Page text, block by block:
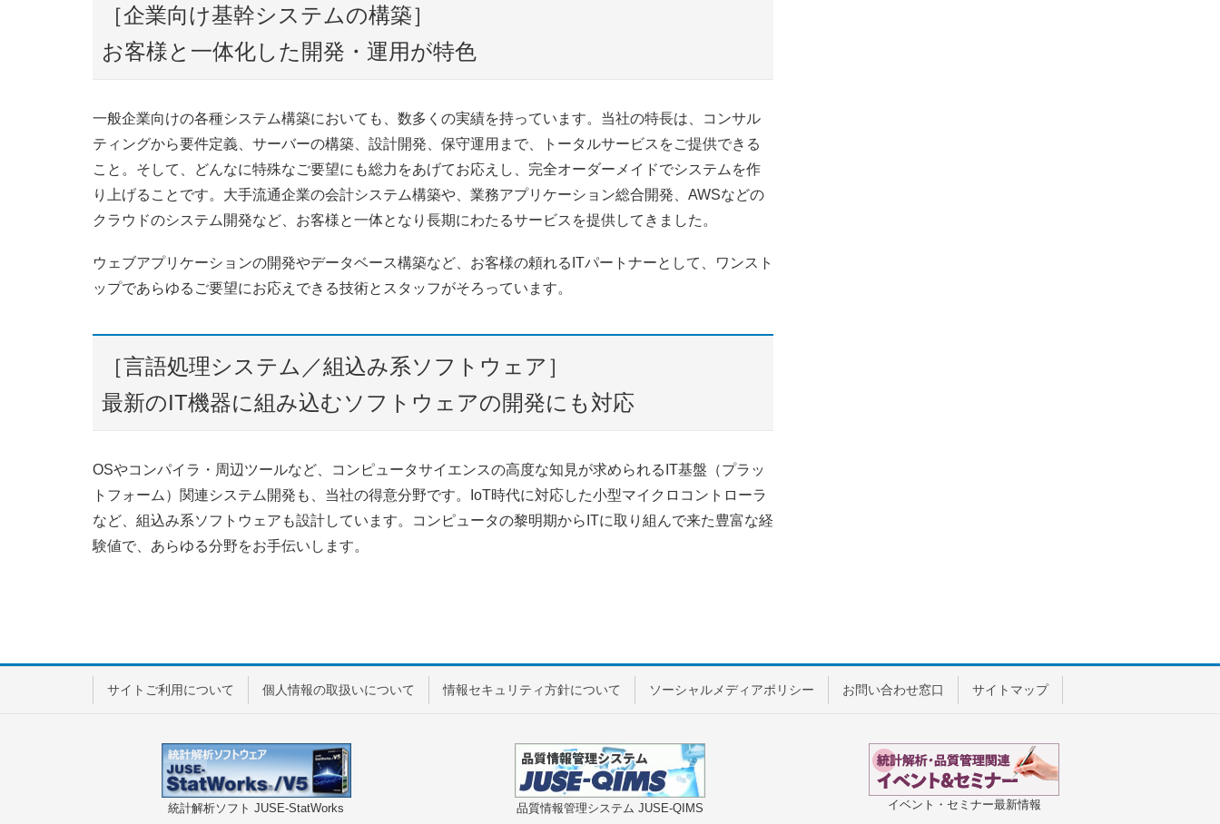
［企業向け基幹システムの構築］
お客様と一体化した開発・運用が特色
一般企業向けの各種システム構築においても、数多くの実績を持っています。当社の特長は、コンサル
ティングから要件定義、サーバーの構築、設計開発、保守運用まで、トータルサービスをご提供できる
こと。そして、どんなに特殊なご要望にも総力をあげてお応えし、完全オーダーメイドでシステムを作
り上げることです。大手流通企業の会計システム構築や、業務アプリケーション総合開発、AWSなどの
クラウドのシステム開発など、お客様と一体となり長期にわたるサービスを提供してきました。
ウェブアプリケーションの開発やデータベース構築など、お客様の頼れるITパートナーとして、ワンスト
ップであらゆるご要望にお応えできる技術とスタッフがそろっています。
［言語処理システム／組込み系ソフトウェア］
最新のIT機器に組み込むソフトウェアの開発にも対応
OSやコンパイラ・周辺ツールなど、コンピュータサイエンスの高度な知見が求められるIT基盤（プラッ
トフォーム）関連システム開発も、当社の得意分野です。IoT時代に対応した小型マイクロコントローラ
など、組込み系ソフトウェアも設計しています。コンピュータの黎明期からITに取り組んで来た豊富な経
験値で、あらゆる分野をお手伝いします。
サイトご利用について 個人情報の取扱いについて 情報セキュリティ方針について ソーシャルメディアポリシー お問い合わせ窓口 サイトマップ
統計解析ソフト JUSE-StatWorks 品質情報管理システム JUSE-QIMS イベント・セミナー最新情報